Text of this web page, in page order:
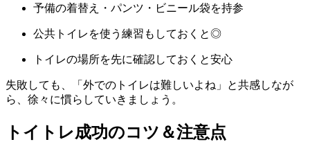
予備の着替え・パンツ・ビニール袋を持参
公共トイレを使う練習もしておくと◎
トイレの場所を先に確認しておくと安心
失敗しても、「外でのトイレは難しいよね」と共感しなが
ら、徐々に慣らしていきましょう。
トイトレ成功のコツ＆注意点